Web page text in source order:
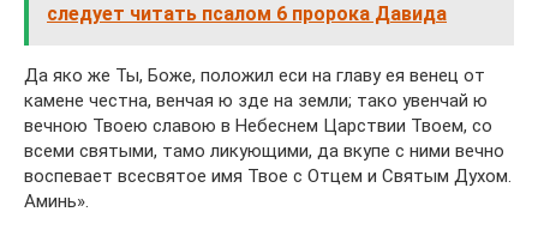
следует читать псалом 6 пророка Давида
Да яко же Ты, Боже, положил еси на главу ея венец от
камене честна, венчая ю зде на земли; тако увенчай ю
вечною Твоею славою в Небеснем Царствии Твоем, со
всеми святыми, тамо ликующими, да вкупе с ними вечно
воспевает всесвятое имя Твое с Отцем и Святым Духом.
Аминь».